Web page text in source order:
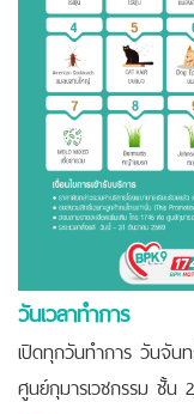
วันเวลาทำการ
เปิดทุกวันทำการ วันจั
ศูนย์กุมารเวชกรรม ชั้น